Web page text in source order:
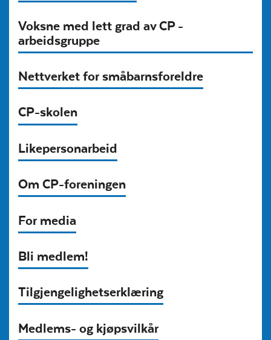
Voksne med lett grad av CP -
arbeidsgruppe
Nettverket for småbarnsforeldre
CP-skolen
Likepersonarbeid
Om CP-foreningen
For media
Bli medlem!
Tilgjengelighetserklæring
Medlems- og kjøpsvilkår